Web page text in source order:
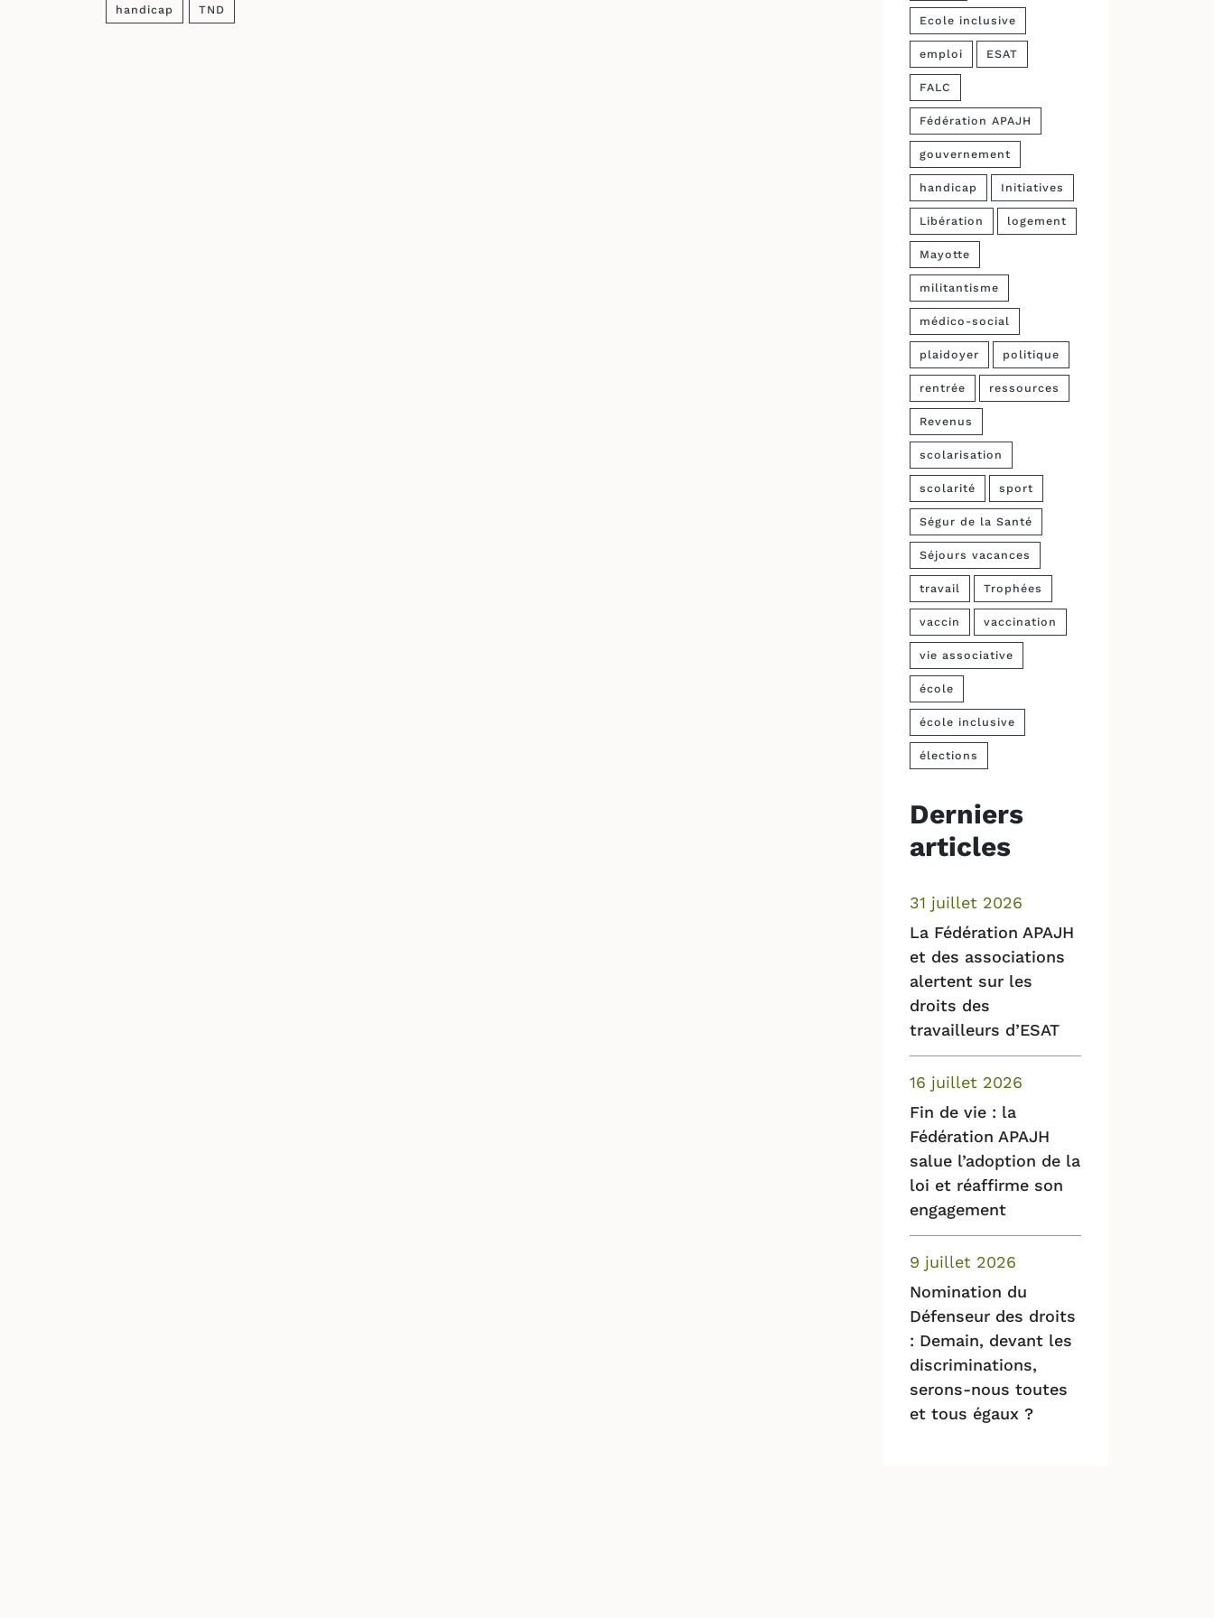
handicap
TND
Ecole inclusive
emploi ESAT
FALC
Fédération APAJH
gouvernement
handicap Initiatives
Libération logement
Mayotte
militantisme
médico-social
plaidoyer politique
rentrée ressources
Revenus
scolarisation
scolarité sport
Ségur de la Santé
Séjours vacances
travail Trophées
vaccin vaccination
vie associative
école
école inclusive
élections
Derniers
articles
La Fédération APAJH
et des associations
alertent sur les
droits des
travailleurs d’ESAT
31 juillet 2026
Fin de vie : la
Fédération APAJH
salue l’adoption de la
loi et réaffirme son
engagement
16 juillet 2026
Nomination du
Défenseur des droits
: Demain, devant les
discriminations,
serons-nous toutes
et tous égaux ?
9 juillet 2026